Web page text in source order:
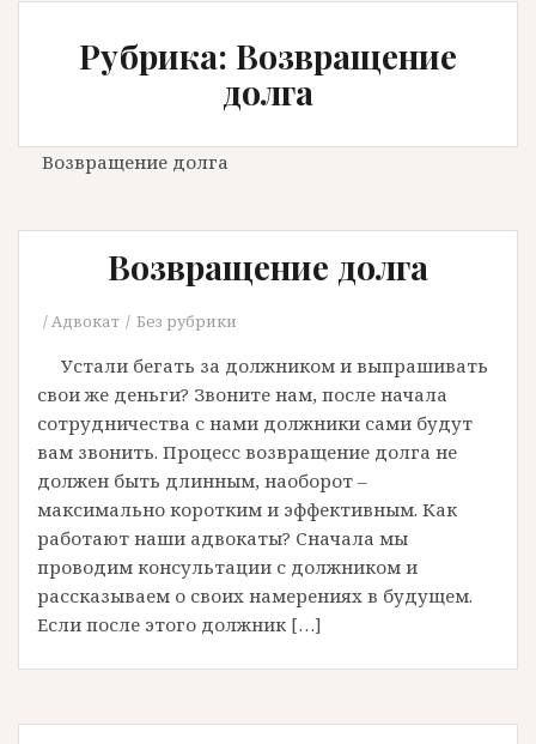
Рубрика: Возвращение
долга
Возвращение долга
Возвращение долга
Адвокат Без рубрики
Устали бегать за должником и выпрашивать
свои же деньги? Звоните нам, после начала
сотрудничества с нами должники сами будут
вам звонить. Процесс возвращение долга не
должен быть длинным, наоборот –
максимально коротким и эффективным. Как
работают наши адвокаты? Сначала мы
проводим консультации с должником и
рассказываем о своих намерениях в будущем.
Если после этого должник […]